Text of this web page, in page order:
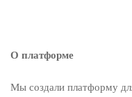
О платформе
Мы создали платформу